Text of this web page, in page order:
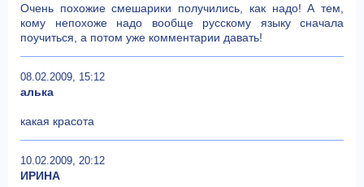
Очень похожие смешарики получились, как надо! А тем,
кому непохоже надо вообще русскому языку сначала
поучиться, а потом уже комментарии давать!
08.02.2009, 15:12
алька
какая красота
10.02.2009, 20:12
ИРИНА